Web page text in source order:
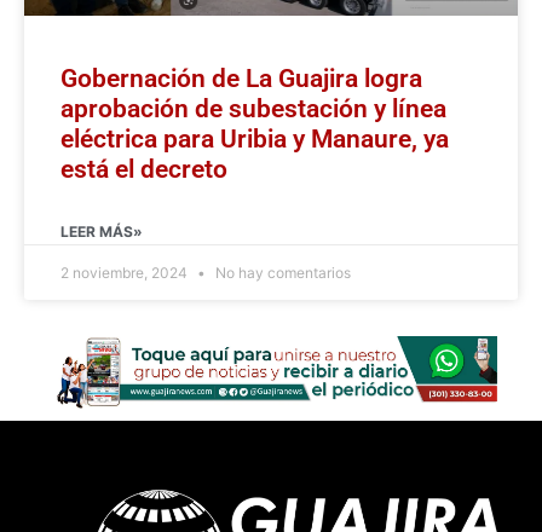
Gobernación de La Guajira logra
aprobación de subestación y línea
eléctrica para Uribia y Manaure, ya
está el decreto
LEER MÁS»
2 noviembre, 2024 No hay comentarios